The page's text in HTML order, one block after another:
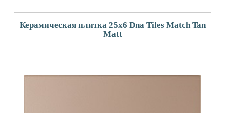
Керамическая плитка 25x6 Dna Tiles Match Tan
Matt